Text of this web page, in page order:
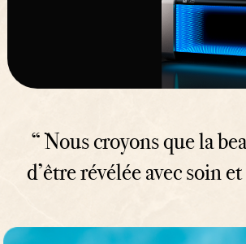
“ Nous croyons que la
d’être révélée avec soin